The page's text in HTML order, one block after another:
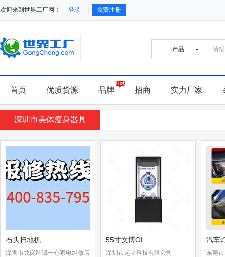
欢迎来到世界工厂网！ 登录 免费注册
首页 优质货源 品牌 招商 实力厂家
深圳市美体瘦身器具
石头扫地机
深圳市龙岗区诚一心家电维修店
55寸文博OL
深圳市起立科技有限公司
汽车
东莞